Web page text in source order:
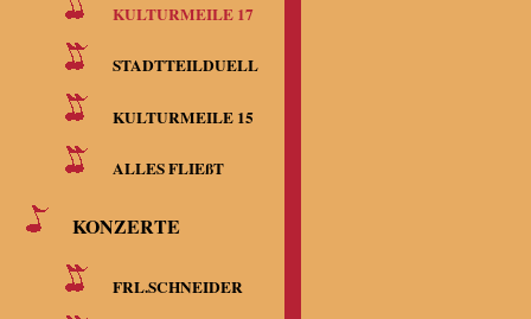
KULTURMEILE 17
STADTTEILDUELL
KULTURMEILE 15
ALLES FLIEßT
KONZERTE
FRL.SCHNEIDER